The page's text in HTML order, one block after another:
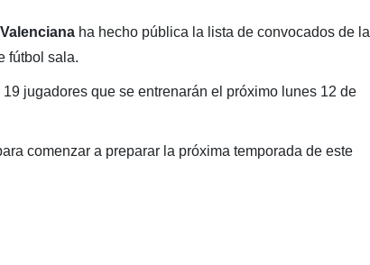
ha hecho pública la lista de convocados de la
fútbol sala.
19 jugadores que se entrenarán el próximo lunes 12 de
comenzar a preparar la próxima temporada de este